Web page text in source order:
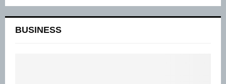
BUSINESS